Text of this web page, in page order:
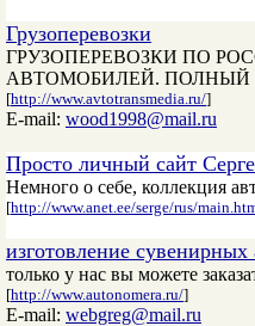
Грузоперевозки
ГРУЗОПЕРЕВОЗКИ ПО
АВТОМОБИЛЕЙ. ПОЛНЫЙ
[http://www.avtotransmedia.ru/]
E-mail: wood1998@mail.ru
Просто личный сайт
Немного о себе, коллекция
[http://www.anet.ee/serge/rus/
изготовление
только у нас вы можете
[http://www.autonomera.ru/]
E-mail: webgreg@mail.ru